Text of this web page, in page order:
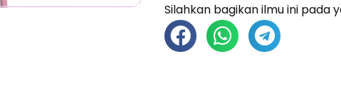
Silahkan bagikan ilmu ini pada